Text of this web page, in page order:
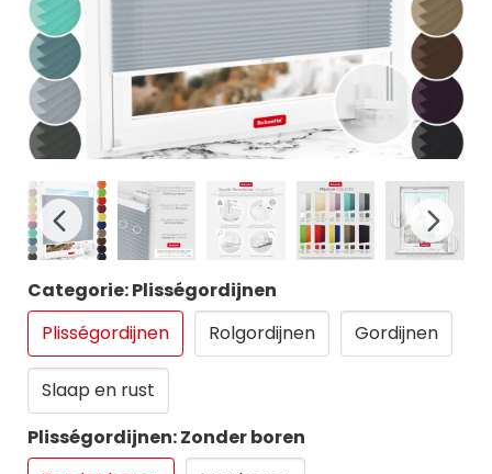
Categorie: Plisségordijnen
Plisségordijnen
Rolgordijnen Gordijnen
Slaap en rust
Plisségordijnen: Zonder boren